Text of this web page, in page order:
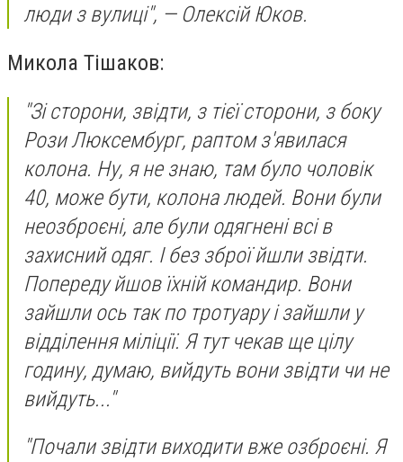
люди з вулиці", — Олексій Юков.
Микола Тішаков:
"Зі сторони, звідти, з тієї сторони, з боку
Рози Люксембург, раптом з'явилася
колона. Ну, я не знаю, там було чоловік
40, може бути, колона людей. Вони були
неозброєні, але були одягнені всі в
захисний одяг. І без зброї йшли звідти.
Попереду йшов їхній командир. Вони
зайшли ось так по тротуару і зайшли у
відділення міліції. Я тут чекав ще цілу
годину, думаю, вийдуть вони звідти чи не
вийдуть..."
"Почали звідти виходити вже озброєні. Я